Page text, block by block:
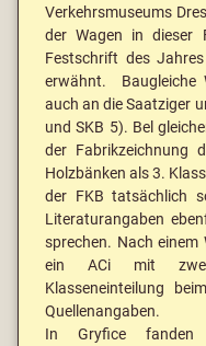
Verkehrsmuseums
der Wagen in dieser
Festschrift des
erwähnt. Baugleiche
auch an die Saatziger
und SKB 5). Bel
der Fabrikzeichnung
Holzbänken als 3.
der FKB tatsächlich
Literaturangaben
sprechen. Nach
ein ACi mit zwei
Klasseneinteilung
Quellenangaben.
In Gryfice fanden